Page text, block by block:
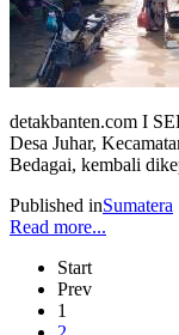
detakbanten.com I
Desa Juhar,
Bedagai, kembali
Published inSumatera
Read more...
Start
Prev
1